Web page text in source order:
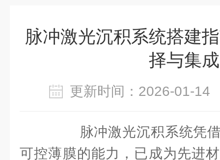
脉冲激光沉积系统搭建
择与集成
更新时间：2026-01-
脉冲激光沉积系统凭借
可控薄膜的能力，已成为先进